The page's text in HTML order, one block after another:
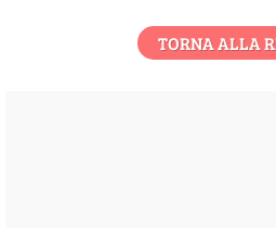
TORNA ALLA